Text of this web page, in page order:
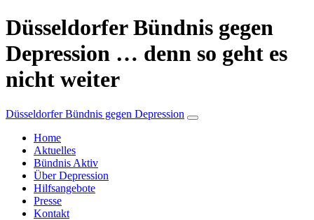
Düsseldorfer Bündnis gegen
Depression … denn so geht es
nicht weiter
Düsseldorfer Bündnis gegen Depression
Home
Aktuelles
Bündnis Aktiv
Über Depression
Hilfsangebote
Presse
Kontakt